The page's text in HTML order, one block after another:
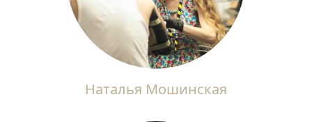
Наталья Мошинская